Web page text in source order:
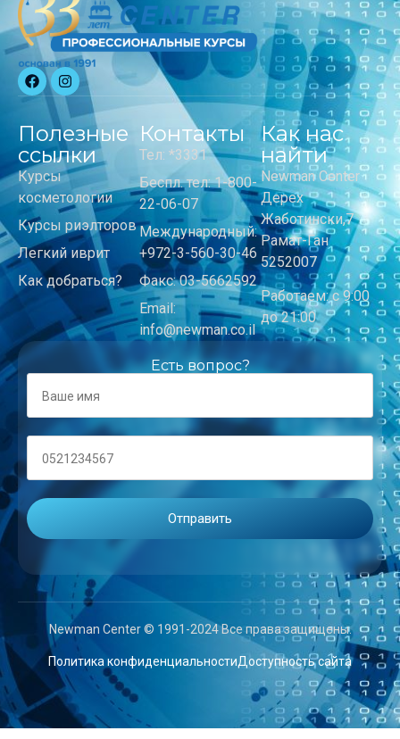
Полезные
ссылки
Курсы
косметологии
Курсы риэлторов
Легкий иврит
Как добраться?
Контакты
Тел: *3331
Беспл. тел: 1-800-
22-06-07
Международный:
+972-3-560-30-46
Факс: 03-5662592
Email:
info@newman.co.il
Как нас
найти
Newman Center
Дерех
Жаботински,7
Рамат-Ган
5252007
Работаем: с 9:00
до 21:00
Есть вопрос?
Newman Center © 1991-2024 Все права защищены.
Политика конфиденциальностиДоступность сайта